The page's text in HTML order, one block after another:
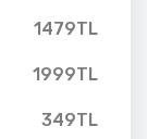
1479TL
1999TL
349TL